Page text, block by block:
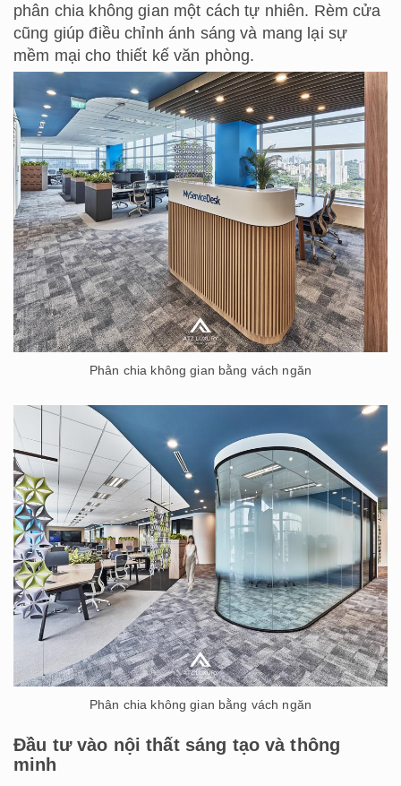
phân chia không gian một cách tự nhiên. Rèm cửa
cũng giúp điều chỉnh ánh sáng và mang lại sự
mềm mại cho thiết kế văn phòng.
Phân chia không gian bằng vách ngăn
Phân chia không gian bằng vách ngăn
Đầu tư vào nội thất sáng tạo và thông
minh